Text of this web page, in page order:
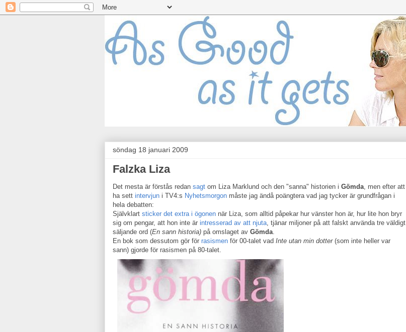
söndag 18 januari 2009
Falzka Liza
Det mesta är förstås redan sagt om Liza Marklund och den "sanna" historien i Gömda, men efter att
ha sett intervjun i TV4:s Nyhetsmorgon måste jag ändå poängtera vad jag tycker är grundfrågan i
hela debatten:
Självklart sticker det extra i ögonen när Liza, som alltid påpekar hur vänster hon är, hur lite hon bryr
sig om pengar, att hon inte är intresserad av att njuta, tjänar miljoner på att falskt använda tre väldigt
säljande ord (En sann historia) på omslaget av Gömda.
En bok som dessutom gör för rasismen för 00-talet vad Inte utan min dotter(som inte heller var
sann) gjorde för rasismen på 80-talet.